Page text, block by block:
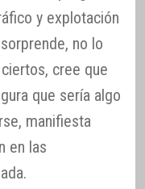
y explotación
no lo
cree que
que sería algo
manifiesta
en las